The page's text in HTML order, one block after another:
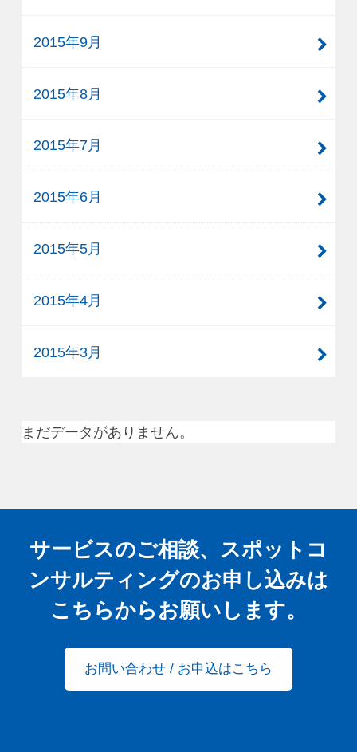
2015年9月
2015年8月
2015年7月
2015年6月
2015年5月
2015年4月
2015年3月
まだデータがありません。
サービスのご相談、スポットコ
ンサルティングのお申し込みは
こちらからお願いします。
お問い合わせ / お申込はこちら